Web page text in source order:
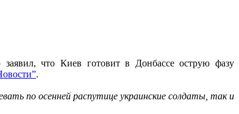
что Киев готовит в Донбассе острую фазу
.
по осенней распутице украинские солдаты, так и